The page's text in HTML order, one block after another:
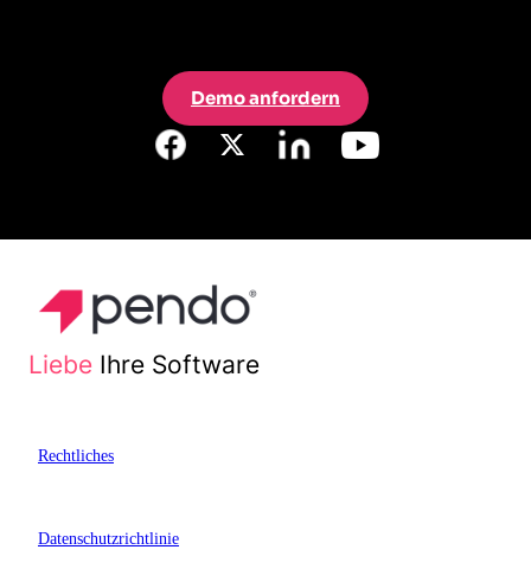
Demo anfordern
Liebe Ihre Software
Rechtliches
Datenschutzrichtlinie